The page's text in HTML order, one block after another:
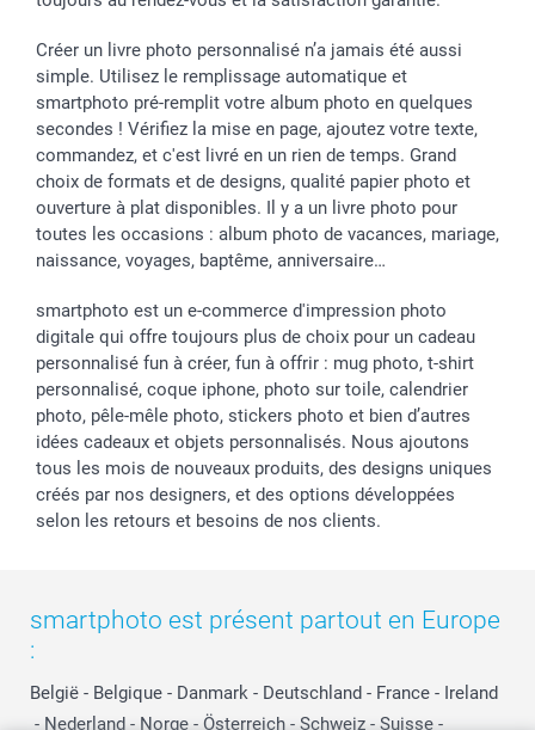
Créer un livre photo personnalisé n’a jamais été aussi
simple. Utilisez le remplissage automatique et
smartphoto pré-remplit votre album photo en quelques
secondes ! Vérifiez la mise en page, ajoutez votre texte,
commandez, et c'est livré en un rien de temps. Grand
choix de formats et de designs, qualité papier photo et
ouverture à plat disponibles. Il y a un livre photo pour
toutes les occasions : album photo de vacances, mariage,
naissance, voyages, baptême, anniversaire…
smartphoto est un e-commerce d'impression photo
digitale qui offre toujours plus de choix pour un cadeau
personnalisé fun à créer, fun à offrir : mug photo, t-shirt
personnalisé, coque iphone, photo sur toile, calendrier
photo, pêle-mêle photo, stickers photo et bien d’autres
idées cadeaux et objets personnalisés. Nous ajoutons
tous les mois de nouveaux produits, des designs uniques
créés par nos designers, et des options développées
selon les retours et besoins de nos clients.
smartphoto est présent partout en Europe
:
België - Belgique - Danmark - Deutschland - France - Ireland
- Nederland - Norge - Österreich - Schweiz - Suisse -